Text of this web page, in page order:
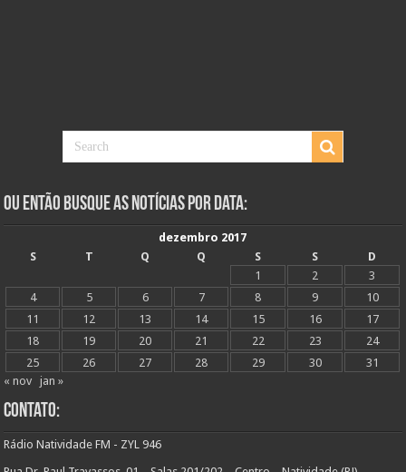
Ou Então Busque as Notícias Por Data:
dezembro 2017
S
T Q Q S S
D
1
2
3
4
5 6 7 8 9
10
11
12 13 14 15 16
17
18
19 20 21 22 23
24
25
26 27 28 29 30
31
« nov
jan »
Contato:
Rádio Natividade FM - ZYL 946